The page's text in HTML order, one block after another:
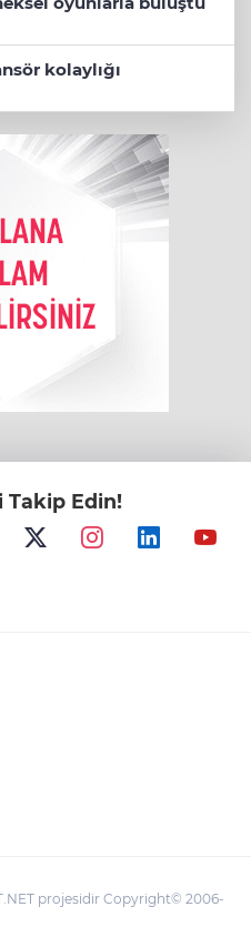
kolaylığı
Takip Edin!
projesidir Copyright© 2006-